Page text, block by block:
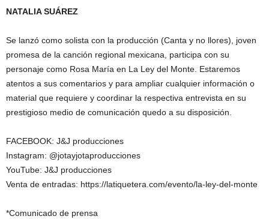
NATALIA SUÁREZ
Se lanzó como solista con la producción (Canta y no llores), joven
promesa de la canción regional mexicana, participa con su
personaje como Rosa María en La Ley del Monte. Estaremos
atentos a sus comentarios y para ampliar cualquier información o
material que requiere y coordinar la respectiva entrevista en su
prestigioso medio de comunicación quedo a su disposición.
FACEBOOK: J&J producciones
Instagram: @jotayjotaproducciones
YouTube: J&J producciones
Venta de entradas: https://latiquetera.com/evento/la-ley-del-monte
*Comunicado de prensa